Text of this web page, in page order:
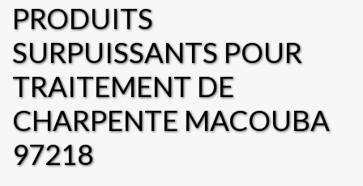
PRODUITS
SURPUISSANTS POUR
TRAITEMENT DE
CHARPENTE MACOUBA
97218